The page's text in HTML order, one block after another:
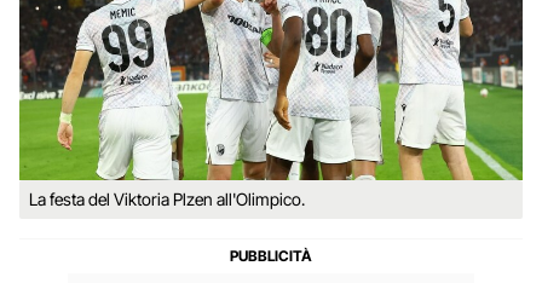
La festa del Viktoria Plzen all'Olimpico.